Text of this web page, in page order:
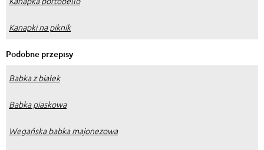
Kanapki na piknik
Podobne przepisy
Babka z białek
Babka piaskowa
Wegańska babka majonezowa